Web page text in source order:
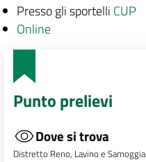
Presso gli sportelli CUP
Online
Punto prelievi
Dove si trova
Distretto Reno, Lavino e Samoggia